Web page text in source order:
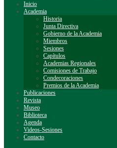
Inicio
Academia
Historia
Junta Directiva
Gobierno de la Academia
Miembros
Sesiones
Capítulos
Academias Regionales
Comisiones de Trabajo
Condecoraciones
Premios de la Academia
Publicaciones
Revista
Museo
Biblioteca
Agenda
Videos-Sesiones
Contacto